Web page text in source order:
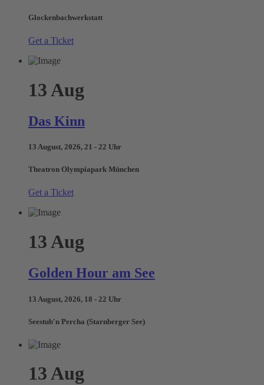
Glockenbachwerkstatt
Get a Ticket
13 Aug
Das Kinn
13 August, 2026, 21 - 22 Uhr
Theatron Olympiapark München
Get a Ticket
13 Aug
Golden Hour am See
13 August, 2026, 18 - 22 Uhr
Seestub'n Percha (Starnberger See)
13Aug